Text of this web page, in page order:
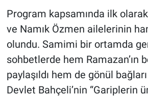
Program kapsamında ilk
ve Namık Özmen ailelerinin
olundu. Samimi bir ortamda
sohbetlerde hem Ramazan’ın
paylaşıldı hem de gönül
Devlet Bahçeli’nin “Gariplerin